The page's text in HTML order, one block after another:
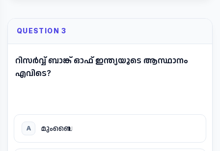
QUESTION 3
റിസർവ്വ് ബാങ്ക് ഓഫ് ഇന്ത്യയുടെ ആസ്ഥാനം
എവിടെ?
A മുംബൈ